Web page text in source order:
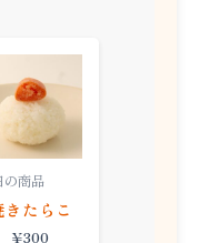
の商品
きたらこ
¥300